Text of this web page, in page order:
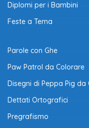
Diplomi per i Bambini
Feste a Tema
Parole con Ghe
Paw Patrol da Colorare
Disegni di Peppa Pig da
Dettati Ortografici
Pregrafismo